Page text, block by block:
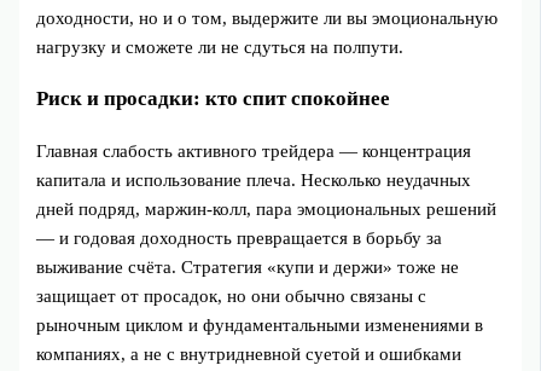
доходности, но и о том, выдержите ли вы эмоциональную
нагрузку и сможете ли не сдуться на полпути.
Риск и просадки: кто спит спокойнее
Главная слабость активного трейдера — концентрация
капитала и использование плеча. Несколько неудачных
дней подряд, маржин‑колл, пара эмоциональных решений
— и годовая доходность превращается в борьбу за
выживание счёта. Стратегия «купи и держи» тоже не
защищает от просадок, но они обычно связаны с
рыночным циклом и фундаментальными изменениями в
компаниях, а не с внутридневной суетой и ошибками